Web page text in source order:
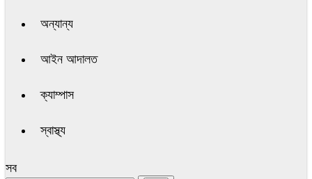
অন্যান্য
আইন আদালত
ক্যাম্পাস
স্বাস্থ্য
সব